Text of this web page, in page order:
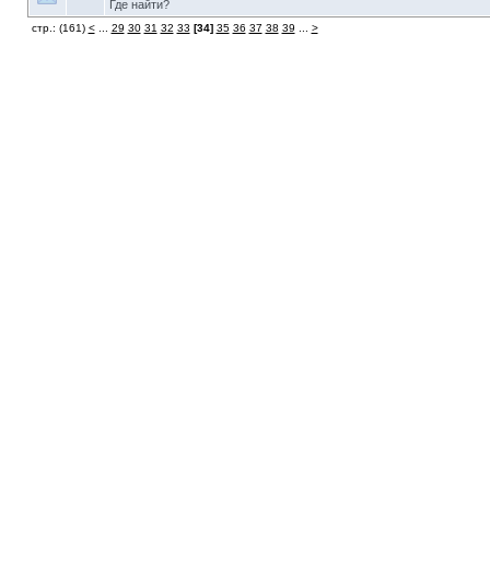
Где найти?
стр.: (161) <... 29 30 31 32 33 [34] 35 36 37 38 39 >